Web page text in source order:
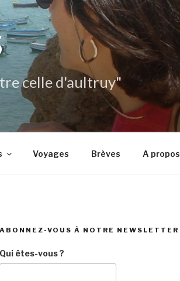
celle d'aultruy"
Voyages Brèves A propos
ABONNEZ-VOUS À NOTRE NEWSLETTER
Qui êtes-vous ?